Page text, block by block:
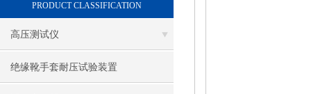
PRODUCT CLASSIFICATION
高压测试仪
绝缘靴手套耐压试验装置